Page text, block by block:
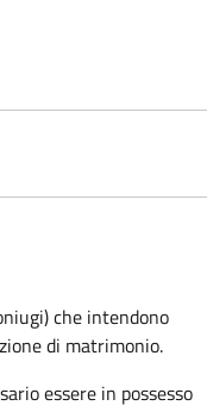
che intendono
di matrimonio.
essere in possesso